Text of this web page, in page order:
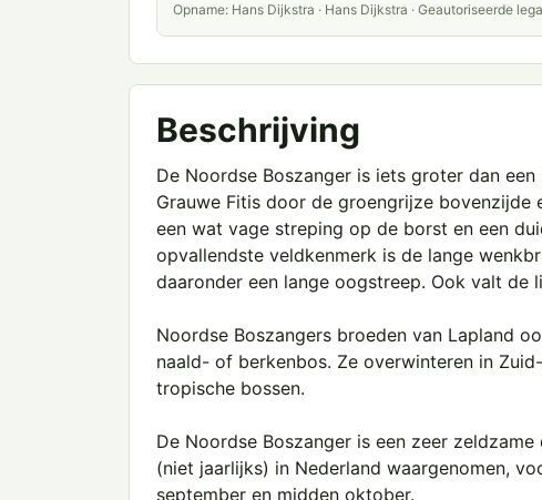
Opname: Hans Dijkstra · Hans Dijkstra · Geautoriseerde
Beschrijving
De Noordse Boszanger is iets groter dan
Grauwe Fitis door de groengrijze
een wat vage streping op de borst en een
opvallendste veldkenmerk is de lange
daaronder een lange oogstreep. Ook valt de
Noordse Boszangers broeden van Lapland
naald- of berkenbos. Ze overwinteren in
tropische bossen.
De Noordse Boszanger is een zeer
(niet jaarlijks) in Nederland waargenomen,
september en midden oktober.